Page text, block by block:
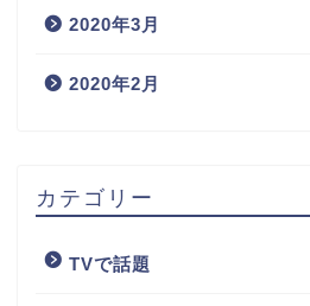
2020年3月
2020年2月
カテゴリー
TVで話題